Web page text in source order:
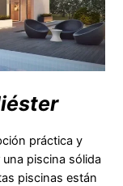
práctica y
piscina sólida
piscinas están